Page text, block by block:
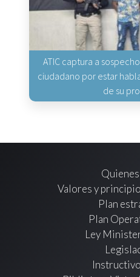
ATIC captura a
ciudadano por estar
de su
Valores y
Plan
Plan
Ley